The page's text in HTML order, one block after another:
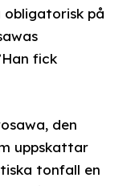
obligatorisk på
fick
den
uppskattar
tonfall en